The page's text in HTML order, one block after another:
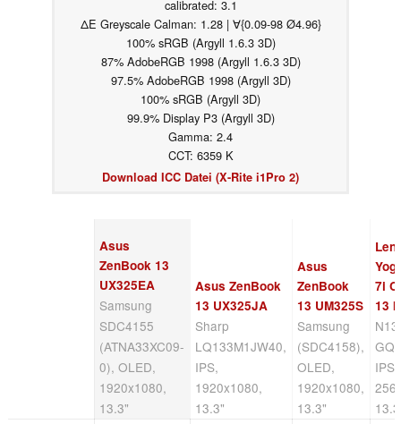
calibrated: 3.1
ΔE Greyscale Calman: 1.28 | ∀{0.09-98 Ø4.96}
100% sRGB (Argyll 1.6.3 3D)
87% AdobeRGB 1998 (Argyll 1.6.3 3D)
97.5% AdobeRGB 1998 (Argyll 3D)
100% sRGB (Argyll 3D)
99.9% Display P3 (Argyll 3D)
Gamma: 2.4
CCT: 6359 K
Download ICC Datei (X-Rite i1Pro 2)
Asus
ZenBook 13
UX325EA
Samsung
SDC4155
(ATNA33XC09-
0), OLED,
1920x1080,
13.3"
Asus ZenBook
13 UX325JA
Sharp
LQ133M1JW40,
IPS,
1920x1080,
13.3"
Asus
ZenBook
13 UM325S
Samsung
(SDC4158),
OLED,
1920x1080,
13.3"
7i
13
IPS